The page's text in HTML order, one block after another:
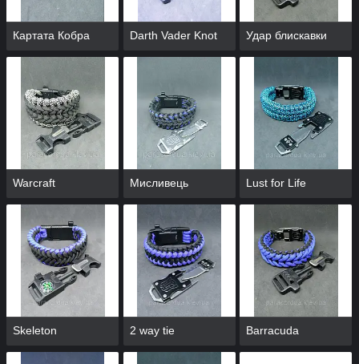
Картата Кобра Darth Vader Knot Удар блискавки
Warcraft Мисливець Lust for Life
Skeleton 2 way tie Barracuda